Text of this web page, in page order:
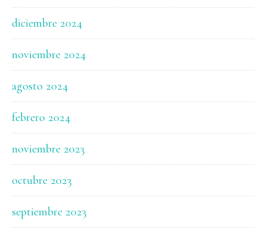
diciembre 2024
noviembre 2024
agosto 2024
febrero 2024
noviembre 2023
octubre 2023
septiembre 2023